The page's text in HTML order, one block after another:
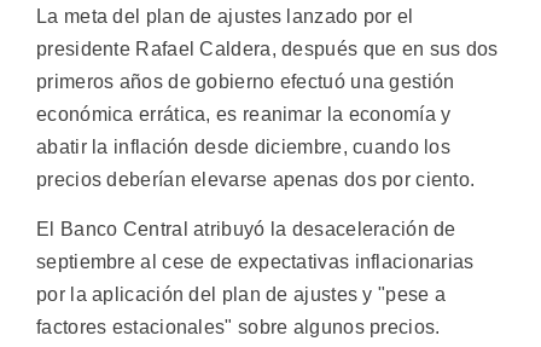
La meta del plan de ajustes lanzado por el
presidente Rafael Caldera, después que en sus dos
primeros años de gobierno efectuó una gestión
económica errática, es reanimar la economía y
abatir la inflación desde diciembre, cuando los
precios deberían elevarse apenas dos por ciento.
El Banco Central atribuyó la desaceleración de
septiembre al cese de expectativas inflacionarias
por la aplicación del plan de ajustes y "pese a
factores estacionales" sobre algunos precios.